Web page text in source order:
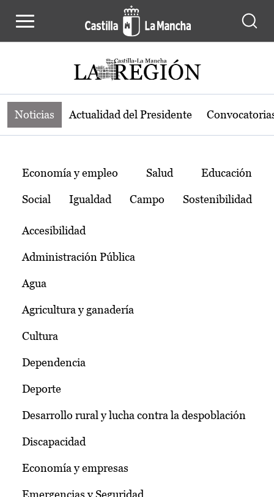
Noticias de la región de Castilla-La
Noticias Actualidad del Presidente
Temas
Economía y empleo Salud Educación
Social Igualdad Campo Sostenibilidad
Accesibilidad
Administración Pública
Agua
Agricultura y ganadería
Cultura
Dependencia
Deporte
Desarrollo rural y lucha contra la despoblación
Discapacidad
Economía y empresas
Emergencias y Seguridad